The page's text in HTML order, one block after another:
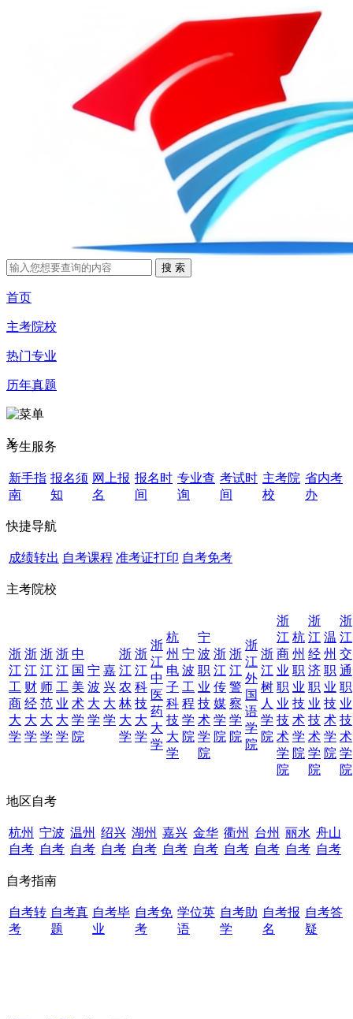
首页
主考院校
热门专业
历年真题
X
考生服务
新手指
南
报名须
知
网上报
名
报名时
间
专业查
询
考试时
间
主考院
校
省内考
办
快捷导航
成绩转出 自考课程 准考证打印 自考免考
主考院校
浙
江
工
商
大
学
浙
江
财
经
大
学
浙
江
师
范
大
学
浙
江
工
业
大
学
中
国
美
术
学
院
宁
波
大
学
嘉
兴
大
学
浙
江
农
林
大
学
浙
江
科
技
大
学
浙
江
中
医
药
大
学
杭
州
电
子
科
技
大
学
宁
波
工
程
学
院
宁
波
职
业
技
术
学
院
浙
江
传
媒
学
院
浙
江
警
察
学
院
浙
江
外
国
语
学
院
浙
江
树
人
学
院
浙
江
商
业
职
业
技
术
学
院
杭
州
职
业
技
术
学
院
浙
江
经
济
职
业
技
术
学
院
温
州
职
业
技
术
学
院
浙
江
交
通
职
业
技
术
学
院
地区自考
杭州
自考
宁波
自考
温州
自考
绍兴
自考
湖州
自考
嘉兴
自考
金华
自考
衢州
自考
台州
自考
丽水
自考
舟山
自考
自考指南
自考转
考
自考真
题
自考毕
业
自考免
考
学位英
语
自考助
学
自考报
名
自考答
疑